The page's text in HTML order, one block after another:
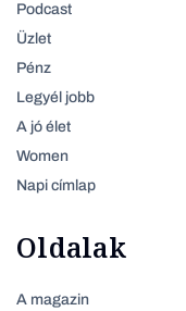
Podcast
Üzlet
Pénz
Legyél jobb
A jó élet
Women
Napi címlap
Oldalak
A magazin